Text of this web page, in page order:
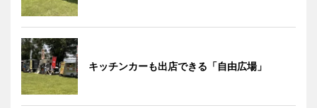
キッチンカーも出店できる「自由広場」